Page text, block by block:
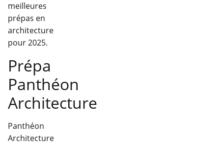
meilleures
prépas en
architecture
pour 2025.
Prépa
Panthéon
Architecture
Panthéon
Architecture